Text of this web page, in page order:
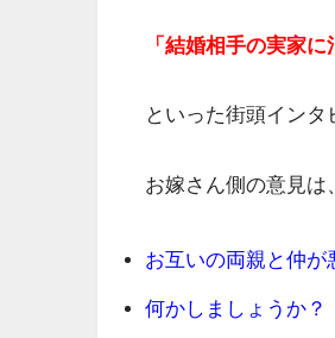
「結婚相手の実家
といった街頭インタ
お嫁さん側の意見は
お互いの両親と仲が
何かしましょうか